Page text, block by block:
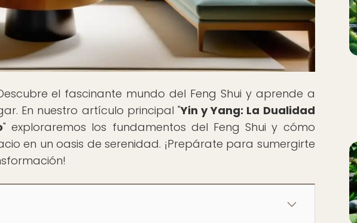
el fascinante mundo del Feng Shui y aprende a
En nuestro artículo principal "Yin y Yang: La Dualidad
" exploraremos los fundamentos del Feng Shui y cómo
en un oasis de serenidad. ¡Prepárate para sumergirte